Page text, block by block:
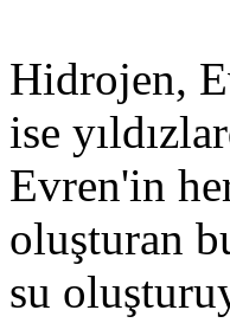
Hidrojen,
ise
Evren'in
oluşturan
su